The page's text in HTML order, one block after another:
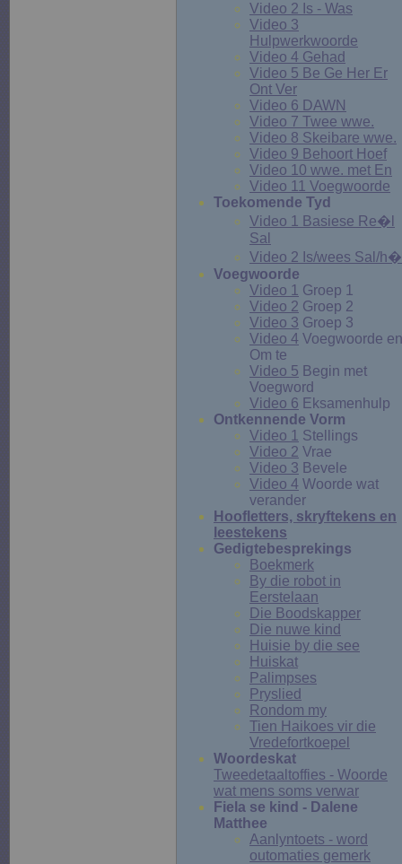
Video 2 Is - Was
Video 3
Hulpwerkwoorde
Video 4 Gehad
Video 5 Be Ge Her Er
Ont Ver
Video 6 DAWN
Video 7 Twee wwe.
Video 8 Skeibare wwe.
Video 9 Behoort Hoef
Video 10 wwe. met En
Video 11 Voegwoorde
Toekomende Tyd
Video 1 Basiese Re�l
Sal
Video 2 Is/wees Sal/h�
Voegwoorde
Video 1 Groep 1
Video 2 Groep 2
Video 3 Groep 3
Video 4 Voegwoorde en
Om te
Video 5 Begin met
Voegword
Video 6 Eksamenhulp
Ontkennende Vorm
Video 1 Stellings
Video 2 Vrae
Video 3 Bevele
Video 4 Woorde wat
verander
Hoofletters, skryftekens en
leestekens
Gedigtebesprekings
Boekmerk
By die robot in
Eerstelaan
Die Boodskapper
Die nuwe kind
Huisie by die see
Huiskat
Palimpses
Pryslied
Rondom my
Tien Haikoes vir die
Vredefortkoepel
Woordeskat
Tweedetaaltoffies - Woorde
wat mens soms verwar
Fiela se kind - Dalene
Matthee
Aanlyntoets - word
outomaties gemerk